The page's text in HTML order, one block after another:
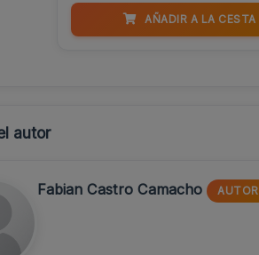
AÑADIR A LA CESTA
autor
Fabian Castro Camacho AUTOR